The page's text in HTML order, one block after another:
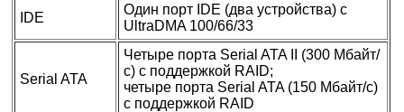
IDE
Один порт IDE (два устройства) с
UltraDMA 100/66/33
Serial ATA
Четыре порта Serial ATA II (300 Мбайт/
с) c поддержкой RAID;
четыре порта Serial ATA (150 Мбайт/с)
c поддержкой RAID